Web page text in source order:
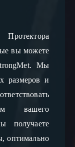
вы можете
Мы
размеров и
вашего
получаете
оптимально